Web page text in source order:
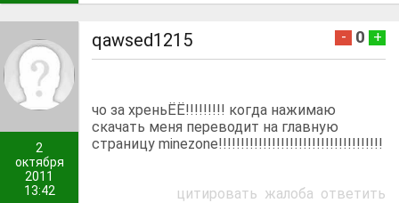
2
октября
2011
13:42
qawsed1215 - 0 +
чо за хреньЁЁ!!!!!!!!! когда нажимаю
скачать меня переводит на главную
страницу minezone!!!!!!!!!!!!!!!!!!!!!!!!!!!!!!!!!!!!!
цитировать жалоба ответить